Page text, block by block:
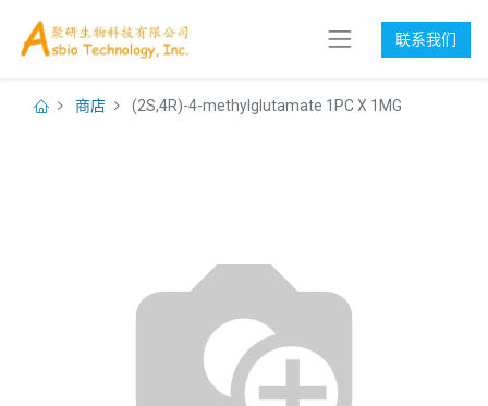
联系我们
商店 (2S,4R)-4-methylglutamate 1PC X 1MG